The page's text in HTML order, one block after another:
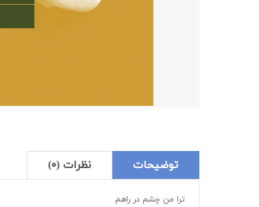
توضیحات نظرات (۰)
ترا من چشم در راهم